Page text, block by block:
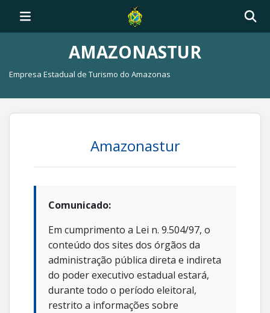
AMAZONASTUR
Empresa Estadual de Turismo do Amazonas
Amazonastur
Comunicado:
Em cumprimento a Lei n. 9.504/97, o
conteúdo dos sites dos órgãos da
administração pública direta e indireta
do poder executivo estadual estará,
durante todo o período eleitoral,
restrito a informações sobre